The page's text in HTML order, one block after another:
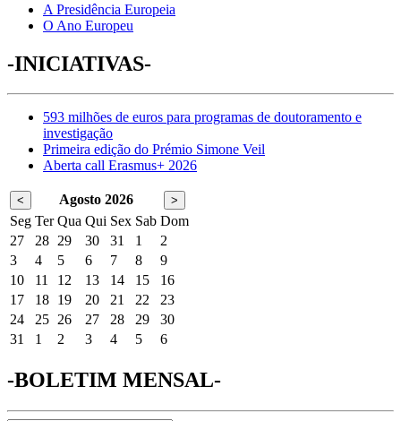
A Presidência Europeia
O Ano Europeu
-INICIATIVAS-
593 milhões de euros para programas de doutoramento e
investigação
Primeira edição do Prémio Simone Veil
Aberta call Erasmus+ 2026
< Agosto 2026 >
Seg Ter Qua Qui Sex Sab Dom
27
28 29 30 31 1
2
3
4 5 6 7 8
9
10
11 12 13 14 15
16
17
18 19 20 21 22
23
24
25 26 27 28 29
30
31
1 2 3 4 5 6
-BOLETIM MENSAL-